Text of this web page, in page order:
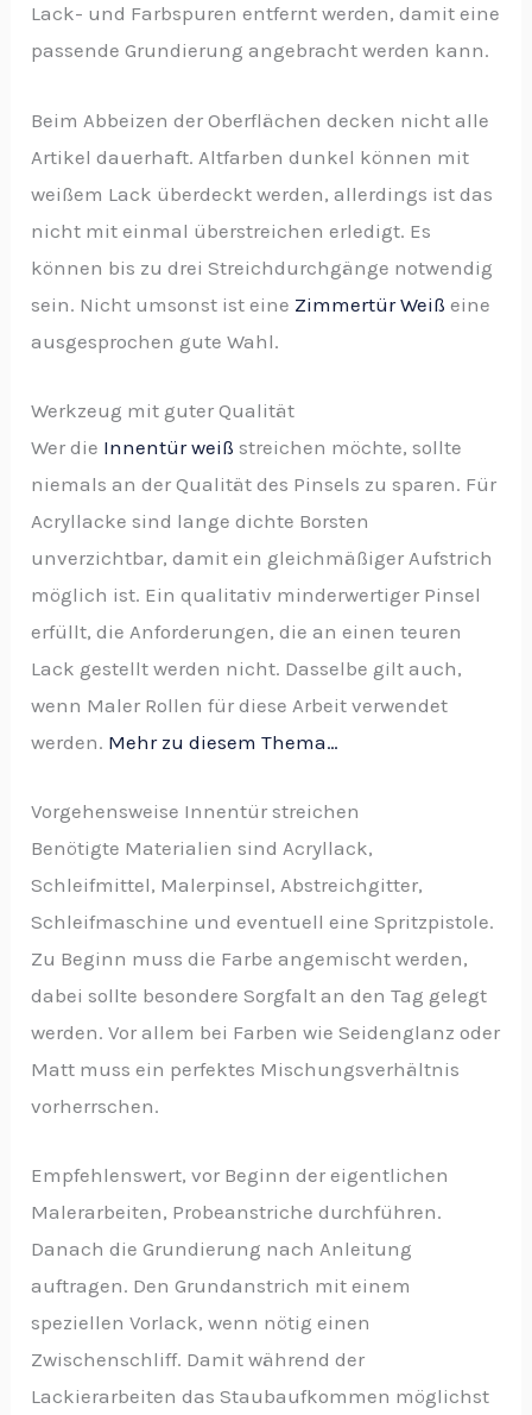
Lack- und Farbspuren entfernt werden, damit eine
passende Grundierung angebracht werden kann.
Beim Abbeizen der Oberflächen decken nicht alle
Artikel dauerhaft. Altfarben dunkel können mit
weißem Lack überdeckt werden, allerdings ist das
nicht mit einmal überstreichen erledigt. Es
können bis zu drei Streichdurchgänge notwendig
sein. Nicht umsonst ist eine Zimmertür Weiß eine
ausgesprochen gute Wahl.
Werkzeug mit guter Qualität
Wer die Innentür weiß streichen möchte, sollte
niemals an der Qualität des Pinsels zu sparen. Für
Acryllacke sind lange dichte Borsten
unverzichtbar, damit ein gleichmäßiger Aufstrich
möglich ist. Ein qualitativ minderwertiger Pinsel
erfüllt, die Anforderungen, die an einen teuren
Lack gestellt werden nicht. Dasselbe gilt auch,
wenn Maler Rollen für diese Arbeit verwendet
werden. Mehr zu diesem Thema…
Vorgehensweise Innentür streichen
Benötigte Materialien sind Acryllack,
Schleifmittel, Malerpinsel, Abstreichgitter,
Schleifmaschine und eventuell eine Spritzpistole.
Zu Beginn muss die Farbe angemischt werden,
dabei sollte besondere Sorgfalt an den Tag gelegt
werden. Vor allem bei Farben wie Seidenglanz oder
Matt muss ein perfektes Mischungsverhältnis
vorherrschen.
Empfehlenswert, vor Beginn der eigentlichen
Malerarbeiten, Probeanstriche durchführen.
Danach die Grundierung nach Anleitung
auftragen. Den Grundanstrich mit einem
speziellen Vorlack, wenn nötig einen
Zwischenschliff. Damit während der
Lackierarbeiten das Staubaufkommen möglichst